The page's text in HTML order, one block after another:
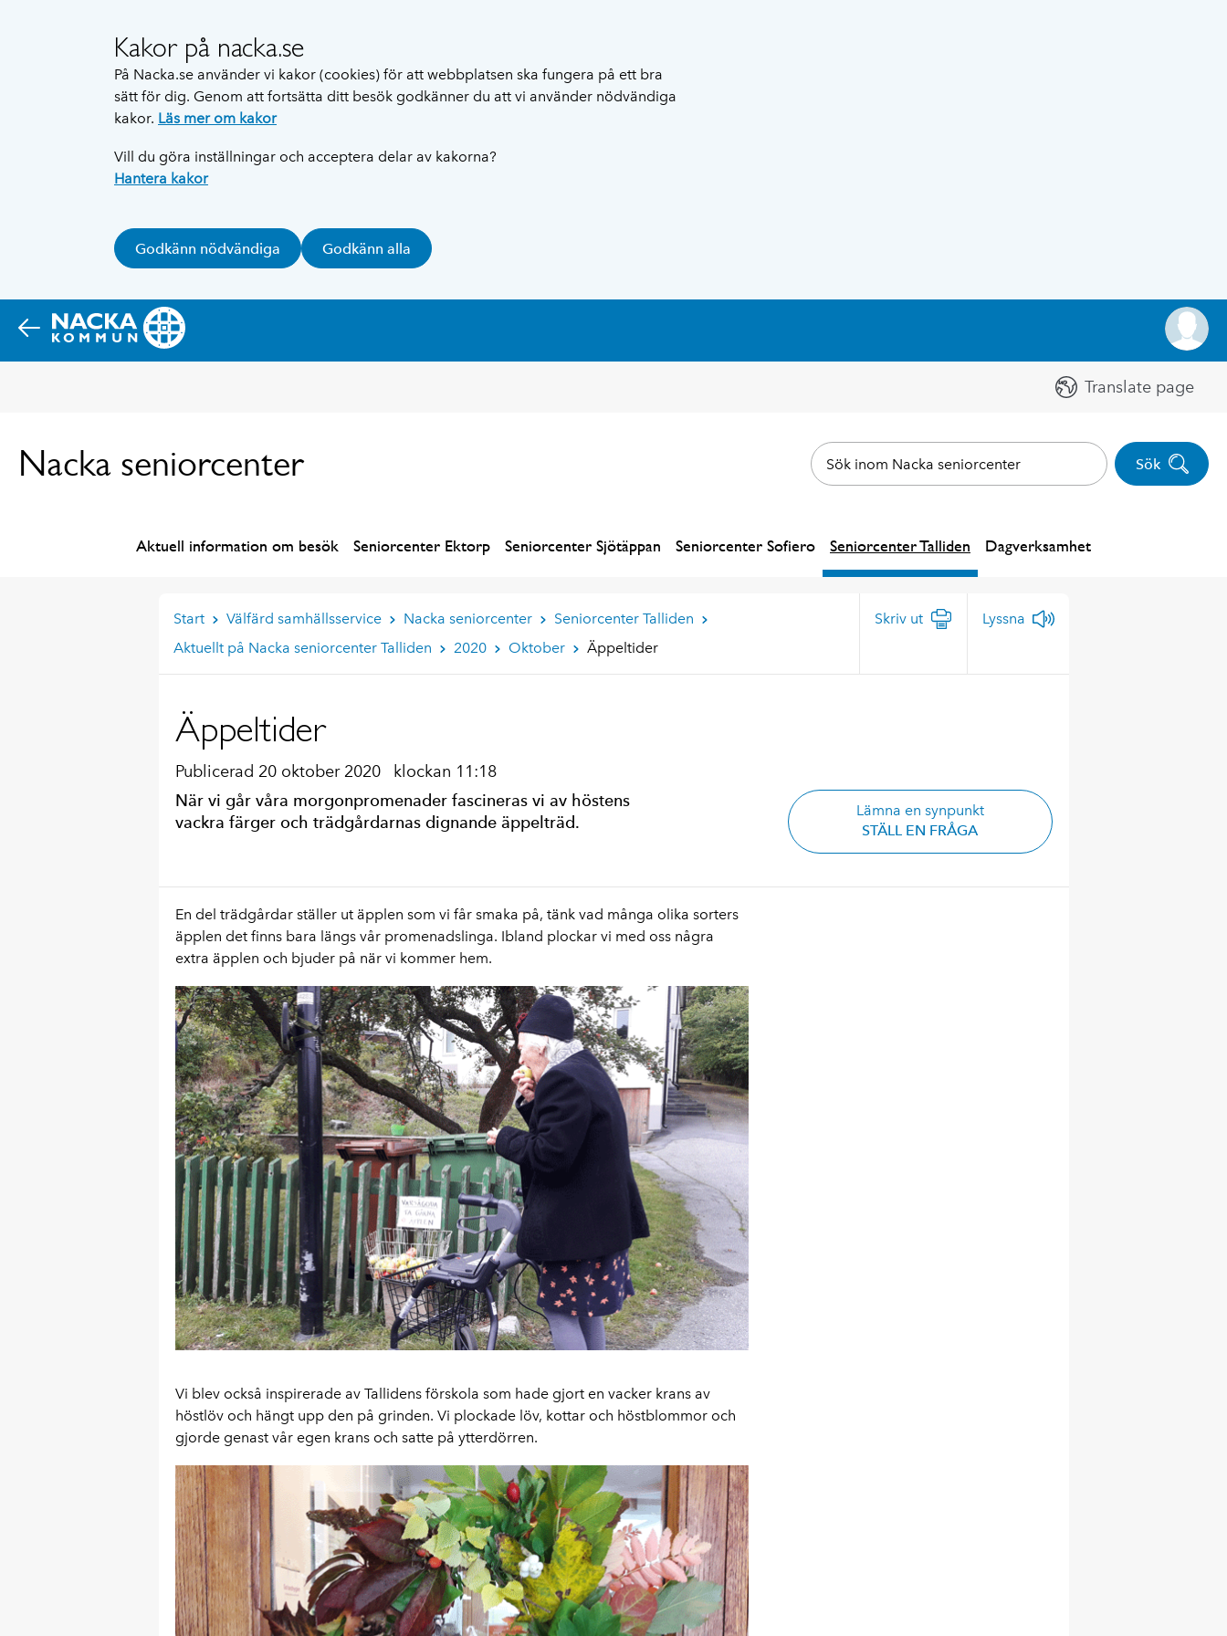
Kakor på nacka.se
På Nacka.se använder vi kakor (cookies) för att webbplatsen ska fungera på ett bra
sätt för dig. Genom att fortsätta ditt besök godkänner du att vi använder nödvändiga
kakor. Läs mer om kakor
Vill du göra inställningar och acceptera delar av kakorna?
Hantera kakor
Godkänn nödvändiga Godkänn alla
Translate page
Nacka seniorcenter Sök
Aktuell information om besök Seniorcenter Ektorp Seniorcenter Sjötäppan Seniorcenter Sofiero Seniorcenter Talliden Dagverksamhet
Start Välfärd samhällsservice Nacka seniorcenter
Seniorcenter Talliden
Aktuellt på Nacka seniorcenter Talliden
2020 Oktober Äppeltider
Skriv ut Lyssna
Äppeltider
Publicerad 20 oktober 2020 klockan 11:18
När vi går våra morgonpromenader fascineras vi av höstens
vackra färger och trädgårdarnas dignande äppelträd.
Lämna en synpunkt
STÄLL EN FRÅGA
En del trädgårdar ställer ut äpplen som vi får smaka på, tänk vad många olika sorters
äpplen det finns bara längs vår promenadslinga. Ibland plockar vi med oss några
extra äpplen och bjuder på när vi kommer hem.
Vi blev också inspirerade av Tallidens förskola som hade gjort en vacker krans av
höstlöv och hängt upp den på grinden. Vi plockade löv, kottar och höstblommor och
gjorde genast vår egen krans och satte på ytterdörren.